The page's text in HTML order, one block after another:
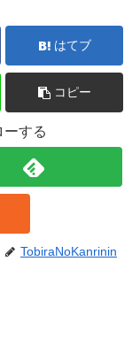
はてブ
コピー
する
TobiraNoKanrinin